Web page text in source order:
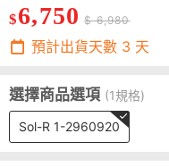
$6,750 $ 6,980
預計出貨天數 3 天
選擇商品選項 (1規格)
Sol-R 1-2960920